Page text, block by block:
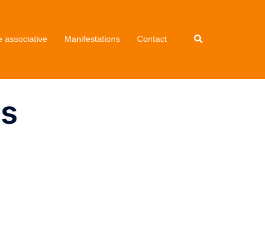
associative Manifestations Contact Rechercher